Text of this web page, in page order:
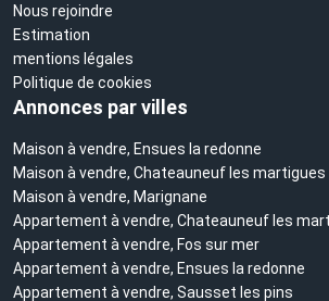
Nous rejoindre
Estimation
mentions légales
Politique de cookies
Annonces par villes
Maison à vendre, Ensues la redonne
Maison à vendre, Chateauneuf les martigues
Maison à vendre, Marignane
Appartement à vendre, Chateauneuf les
Appartement à vendre, Fos sur mer
Appartement à vendre, Ensues la redonne
Appartement à vendre, Sausset les pins